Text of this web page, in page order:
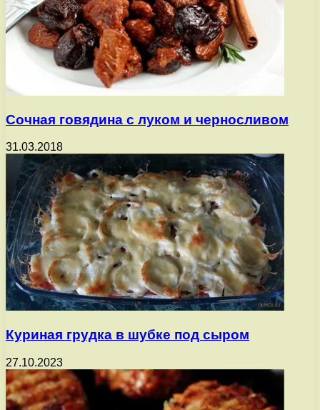
Сочная говядина с луком и черносливом
31.03.2018
Куриная грудка в шубке под сыром
27.10.2023